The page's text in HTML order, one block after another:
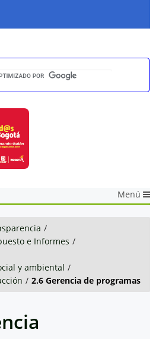
Menú
/
e Informes /
y ambiental /
/ 2.6 Gerencia de programas